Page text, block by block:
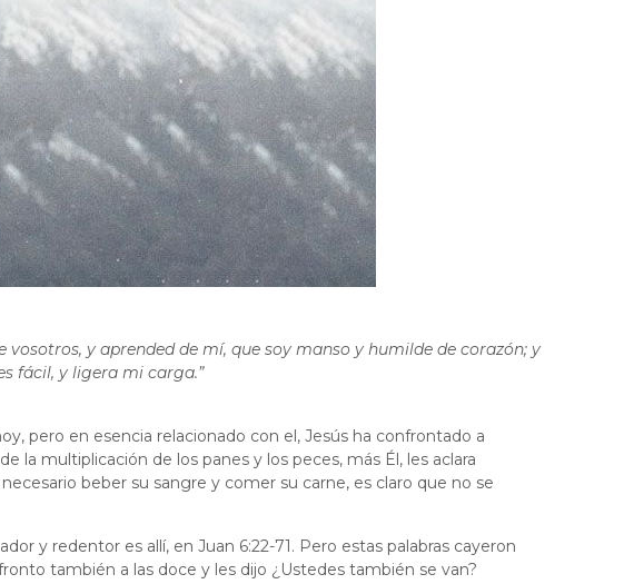
y aprended de mí, que soy manso y humilde de corazón; y
fácil, y ligera mi carga.”
pero en esencia relacionado con el, Jesús ha confrontado a
la multiplicación de los panes y los peces, más Él, les aclara
beber su sangre y comer su carne, es claro que no se
y redentor es allí, en Juan 6:22-71. Pero estas palabras cayeron
también a las doce y les dijo ¿Ustedes también se van?